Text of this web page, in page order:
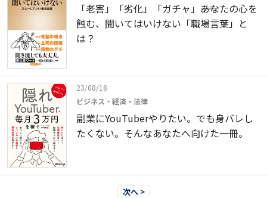
「老害」「劣化」「ガチャ」――あなたの心を
蝕む、聞いてはいけない「職場言葉」と
は？
23/08/18
ビジネス・経済・法律
副業にYouTuberやりたい。でも身バレし
たくない。そんなあなたへ向けた一冊。
次へ >